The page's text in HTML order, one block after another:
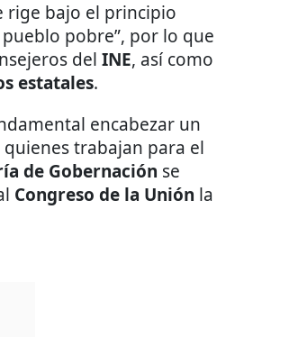
rige bajo el principio
pobre”, por lo que
del INE, así como
estatales.
encabezar un
trabajan para el
de Gobernación se
Congreso de la Unión la